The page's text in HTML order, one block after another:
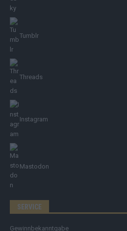
Tumblr
Threads
Instagram
Mastodon
SERVICE
Gewinnbekanntgabe